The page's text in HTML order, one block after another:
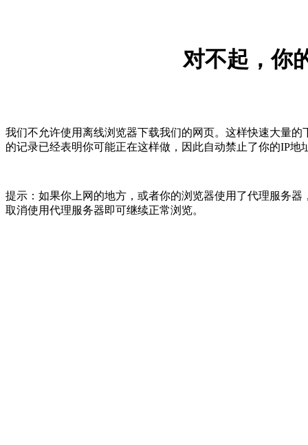
对不起，你
我们不允许使用离线浏览器下载我们的网页。这样快速大量
的记录已经表明你可能正在这样做，因此自动禁止了你的IP
提示：如果你上网的地方，或者你的浏览器使用了代理服务
取消使用代理服务器即可继续正常浏览。